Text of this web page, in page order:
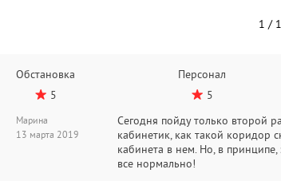
1 / 1
Обстановка
5
Персонал
5
Марина
13 марта 2019
Сегодня пойду только второй
кабинетик, как такой коридор
кабинета в нем. Но, в
все нормально!